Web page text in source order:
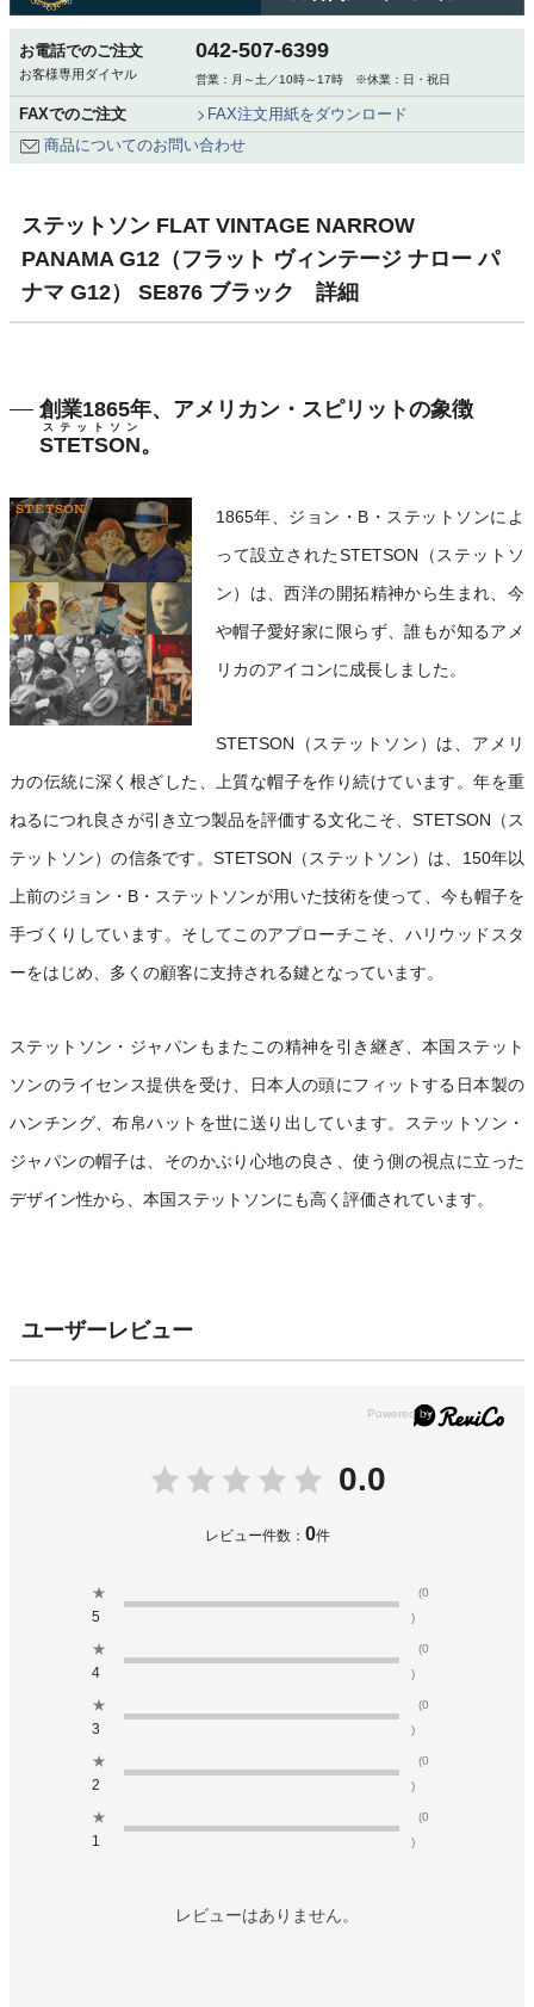
お電話でのご注文
お客様専用ダイヤル
042-507-6399
営業：月～土／10時～17時 ※休業：日・祝日
FAXでのご注文
FAX注文用紙をダウンロード
商品についてのお問い合わせ
ステットソン FLAT VINTAGE NARROW
PANAMA G12（フラット ヴィンテージ ナロー パ
ナマ G12） SE876 ブラック 詳細
創業1865年、アメリカン・スピリットの象徴
STETSON
ステットソン
。
1865年、ジョン・B・ステットソンによ
って設立されたSTETSON（ステットソ
ン）は、西洋の開拓精神から生まれ、今
や帽子愛好家に限らず、誰もが知るアメ
リカのアイコンに成長しました。
STETSON（ステットソン）は、アメリ
カの伝統に深く根ざした、上質な帽子を作り続けています。年を重
ねるにつれ良さが引き立つ製品を評価する文化こそ、STETSON（ス
テットソン）の信条です。STETSON（ステットソン）は、150年以
上前のジョン・B・ステットソンが用いた技術を使って、今も帽子を
手づくりしています。そしてこのアプローチこそ、ハリウッドスタ
ーをはじめ、多くの顧客に支持される鍵となっています。
ステットソン・ジャパンもまたこの精神を引き継ぎ、本国ステット
ソンのライセンス提供を受け、日本人の頭にフィットする日本製の
ハンチング、布帛ハットを世に送り出しています。ステットソン・
ジャパンの帽子は、そのかぶり心地の良さ、使う側の視点に立った
デザイン性から、本国ステットソンにも高く評価されています。
ユーザーレビュー
0.0
レビュー件数： 0件
★
5
(0
)
★
4
(0
)
★
3
(0
)
★
2
(0
)
★
1
(0
)
レビューはありません。